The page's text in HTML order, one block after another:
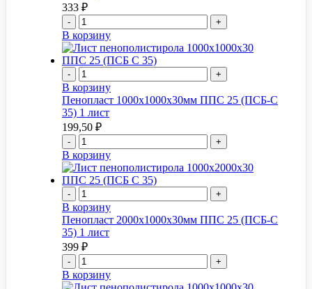
333 ₽
- +
В корзину
- +
В корзину
Пенопласт 1000x1000x30мм ППС 25 (ПСБ-С
35) 1 лист
199,50 ₽
- +
В корзину
- +
В корзину
Пенопласт 2000x1000x30мм ППС 25 (ПСБ-С
35) 1 лист
399 ₽
- +
В корзину